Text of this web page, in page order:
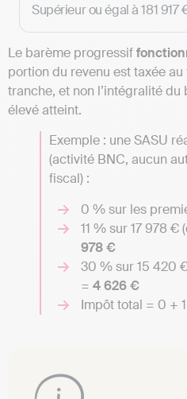
Supérieur ou égal à 181 917
Le barème progressif
portion du revenu est taxée
tranche, et non l’intégralité
élevé atteint.
Exemple : une SASU
(activité BNC, aucun
fiscal) :
0 % sur les
11 % sur 17 978 €
978 €
30 % sur 15 420
= 4 626 €
Impôt total = 0 +